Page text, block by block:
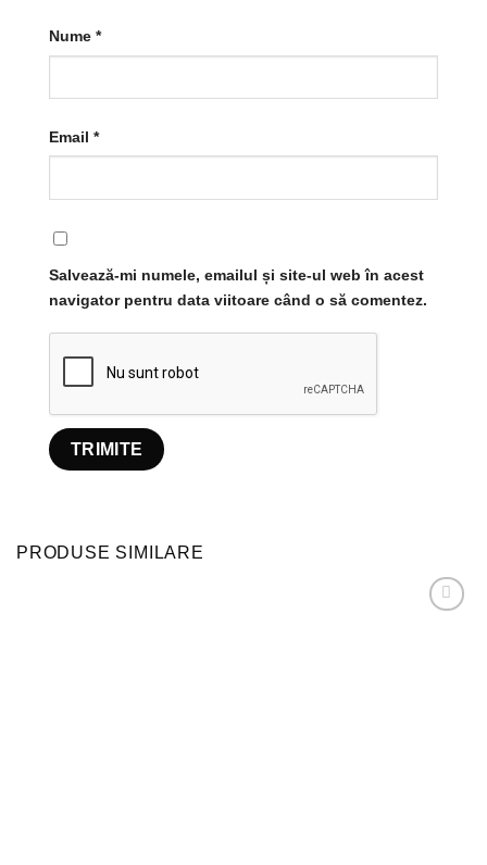
Nume *
Email *
Salvează-mi numele, emailul și site-ul web în acest
navigator pentru data viitoare când o să comentez.
PRODUSE SIMILARE